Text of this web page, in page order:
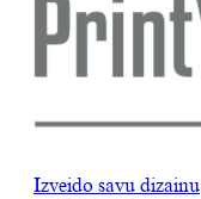
Izveido savu dizainu